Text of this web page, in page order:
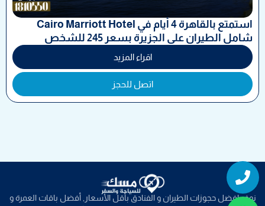
Phone
Whatsapp
استمتع بالقاهرة 4 أيام في Cairo Marriott Hotel
شامل الطيران على الجزيرة بسعر 245 للشخص
اقراء المزيد
اتصل للحجز
نوفر افضل حجوزات الطيران و الفنادق بأقل الأسعار, أفضل باقات العمرة و